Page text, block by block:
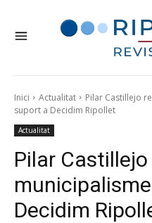
Inici Actualitat
Pilar Castillejo
suport a Decidim Ripollet
Actualitat
Pilar
Decidim